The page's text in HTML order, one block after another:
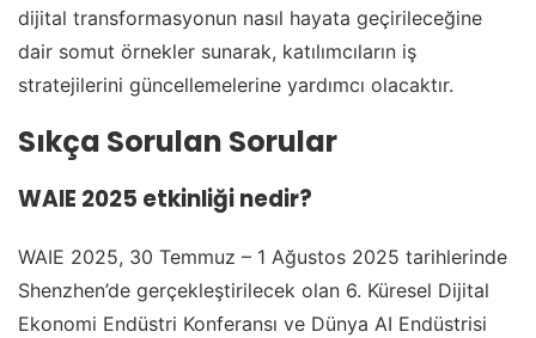
dijital transformasyonun nasıl hayata geçirileceğine
dair somut örnekler sunarak, katılımcıların iş
stratejilerini güncellemelerine yardımcı olacaktır.
Sıkça Sorulan Sorular
WAIE 2025 etkinliği nedir?
WAIE 2025, 30 Temmuz – 1 Ağustos 2025 tarihlerinde
Shenzhen’de gerçekleştirilecek olan 6. Küresel Dijital
Ekonomi Endüstri Konferansı ve Dünya AI Endüstrisi